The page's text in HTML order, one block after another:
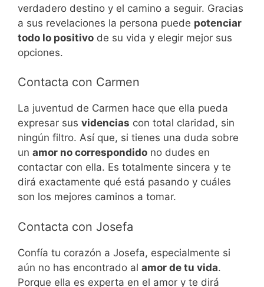
verdadero destino y el camino a seguir. Gracias
a sus revelaciones la persona puede potenciar
todo lo positivo de su vida y elegir mejor sus
opciones.
Contacta con Carmen
La juventud de Carmen hace que ella pueda
expresar sus videncias con total claridad, sin
ningún filtro. Así que, si tienes una duda sobre
un amor no correspondido no dudes en
contactar con ella. Es totalmente sincera y te
dirá exactamente qué está pasando y cuáles
son los mejores caminos a tomar.
Contacta con Josefa
Confía tu corazón a Josefa, especialmente si
aún no has encontrado al amor de tu vida.
Porque ella es experta en el amor y te dirá